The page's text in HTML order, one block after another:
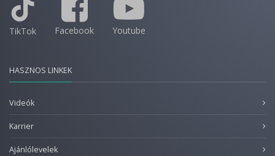
TikTok Facebook Youtube
HASZNOS LINKEK
Videók
Karrier
Ajánlólevelek